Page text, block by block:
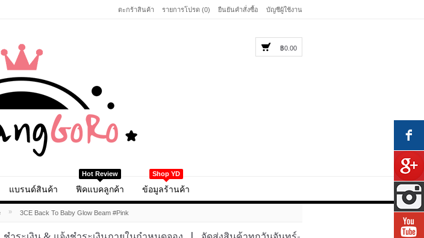
ตะกร้าสินค้า รายการโปรด (0) ยืนยันคำสั่งซื้อ บัญชีผู้ใช้งาน
฿0.00
แบรนด์สินค้า
Hot Review
ฟีคแบคลูกค้า
Shop YD
ข้อมูลร้านค้า
» 3CE Back To Baby Glow Beam #‎Pink